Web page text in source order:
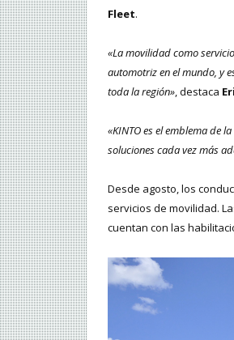
Fleet.
«La movilidad como
automotriz en el mundo, y
toda la región», destaca
«KINTO es el emblema de
soluciones cada vez más
Desde agosto, los
servicios de movilidad.
cuentan con las